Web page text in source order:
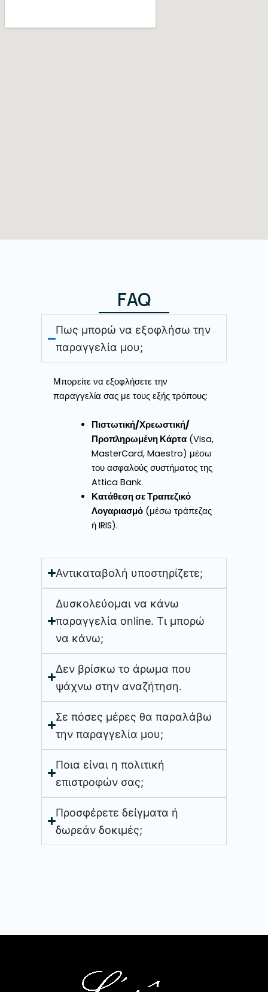
FAQ
Πως μπορώ να εξοφλήσω την
παραγγελία μου;
Μπορείτε να εξοφλήσετε την
παραγγελία σας με τους εξής τρόπους:
Πιστωτική/Χρεωστική/
Προπληρωμένη Κάρτα(Visa,
MasterCard, Maestro) μέσω
του ασφαλούς συστήματος της
Attica Bank.
Κατάθεση σε Τραπεζικό
Λογαριασμό(μέσω τράπεζας
ή IRIS).
Αντικαταβολή υποστηρίζετε;
Δυσκολεύομαι να κάνω
παραγγελία online. Τι μπορώ
να κάνω;
Δεν βρίσκω το άρωμα που
ψάχνω στην αναζήτηση.
Σε πόσες μέρες θα παραλάβω
την παραγγελία μου;
Ποια είναι η πολιτική
επιστροφών σας;
Προσφέρετε δείγματα ή
δωρεάν δοκιμές;